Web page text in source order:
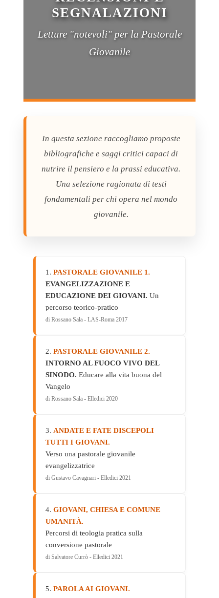
SEGNALAZIONI
Letture "notevoli" per la Pastorale
Giovanile
In questa sezione raccogliamo proposte
bibliografiche e saggi critici capaci di
nutrire il pensiero e la prassi educativa.
Una selezione ragionata di testi
fondamentali per chi opera nel mondo
giovanile.
1. PASTORALE GIOVANILE 1.
EVANGELIZZAZIONE E
EDUCAZIONE DEI GIOVANI. Un
percorso teorico-pratico
di Rossano Sala - LAS-Roma 2017
2. PASTORALE GIOVANILE 2.
INTORNO AL FUOCO VIVO DEL
SINODO. Educare alla vita buona del
Vangelo
di Rossano Sala - Elledici 2020
3. ANDATE E FATE DISCEPOLI
TUTTI I GIOVANI.
Verso una pastorale giovanile
evangelizzatrice
di Gustavo Cavagnari - Elledici 2021
4. GIOVANI, CHIESA E COMUNE
UMANITÀ.
Percorsi di teologia pratica sulla
conversione pastorale
di Salvatore Currò - Elledici 2021
5. PAROLA AI GIOVANI.